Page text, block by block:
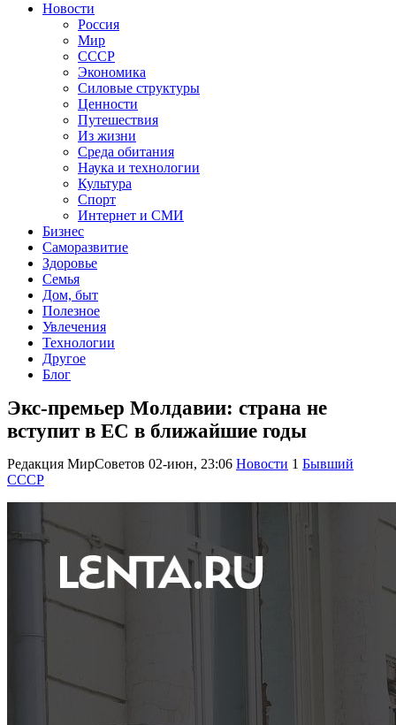
Новости
Россия
Мир
СССР
Экономика
Силовые структуры
Ценности
Путешествия
Из жизни
Среда обитания
Наука и технологии
Культура
Спорт
Интернет и СМИ
Бизнес
Саморазвитие
Здоровье
Семья
Дом, быт
Полезное
Увлечения
Технологии
Другое
Блог
Экс-премьер Молдавии: страна не
вступит в ЕС в ближайшие годы
Редакция МирСоветов 02-июн, 23:06 Новости 1 Бывший
СССР